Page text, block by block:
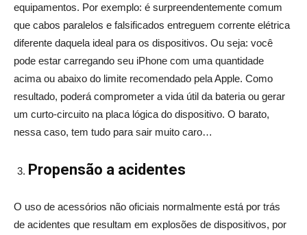
equipamentos. Por exemplo: é surpreendentemente comum
que cabos paralelos e falsificados entreguem corrente elétrica
diferente daquela ideal para os dispositivos. Ou seja: você
pode estar carregando seu iPhone com uma quantidade
acima ou abaixo do limite recomendado pela Apple. Como
resultado, poderá comprometer a vida útil da bateria ou gerar
um curto-circuito na placa lógica do dispositivo. O barato,
nessa caso, tem tudo para sair muito caro…
Propensão a acidentes
O uso de acessórios não oficiais normalmente está por trás
de acidentes que resultam em explosões de dispositivos, por